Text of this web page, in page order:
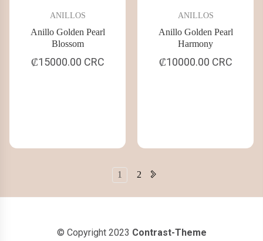
ANILLOS
Anillo Golden Pearl
Blossom
₡15000.00 CRC
ANILLOS
Anillo Golden Pearl
Harmony
₡10000.00 CRC
1 2
© Copyright 2023 Contrast-Theme